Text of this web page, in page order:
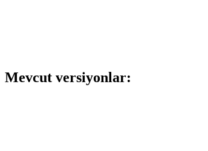
Mevcut versiyonlar: